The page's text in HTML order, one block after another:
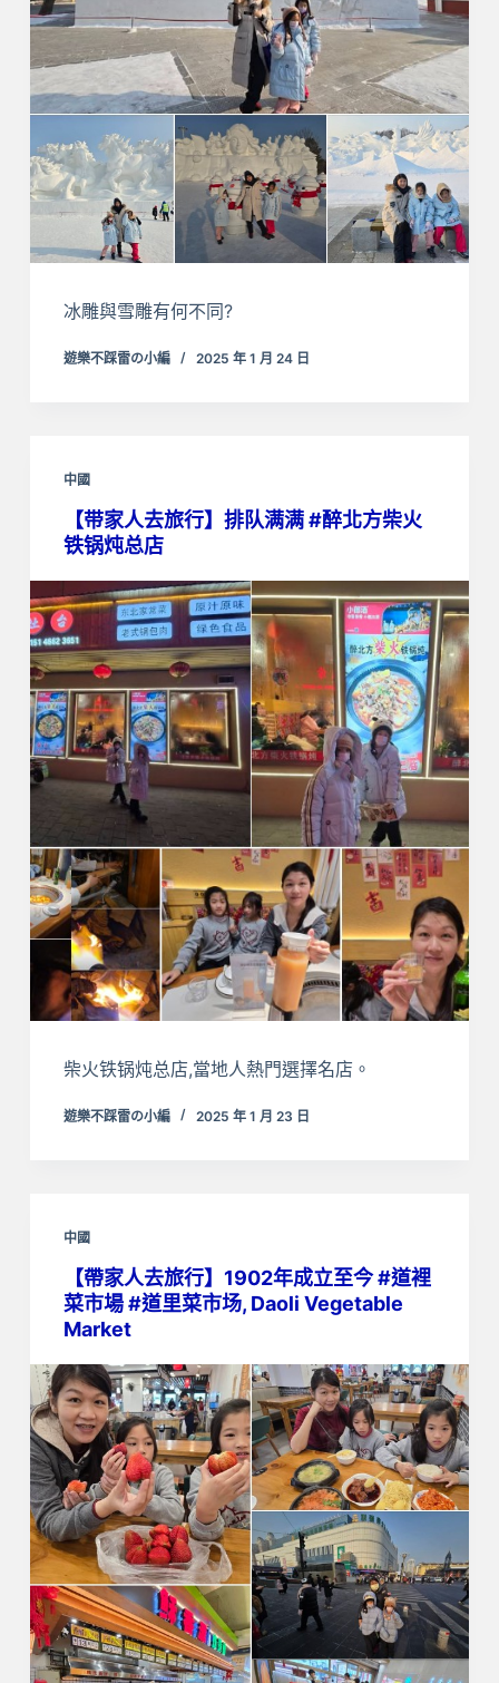
冰雕與雪雕有何不同?
遊樂不踩雷の小編 2025 年 1 月 24 日
中國
【带家人去旅行】排队满满 #醉北方柴火
铁锅炖总店
柴火铁锅炖总店,當地人熱門選擇名店。
遊樂不踩雷の小編 2025 年 1 月 23 日
中國
【帶家人去旅行】1902年成立至今 #道裡
菜市場 #道里菜市场, Daoli Vegetable
Market